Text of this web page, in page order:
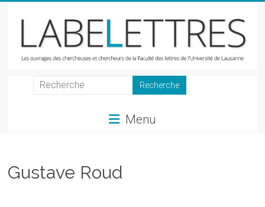
LabeLettres
et
chercheurs
Menu
Gustave Roud